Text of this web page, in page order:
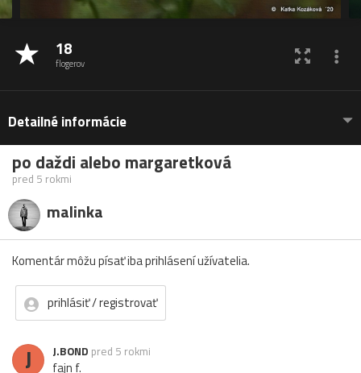
18
flogerov
Detailné informácie
po daždi alebo margaretková
pred 5 rokmi
malinka
Komentár môžu písať iba prihlásení užívatelia.
prihlásiť / registrovať
J J.BOND pred 5 rokmi
fajn f.